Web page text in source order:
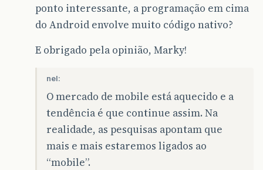
ponto interessante, a programação em cima
do Android envolve muito código nativo?
E obrigado pela opinião, Marky!
nel:
O mercado de mobile está aquecido e a
tendência é que continue assim. Na
realidade, as pesquisas apontam que
mais e mais estaremos ligados ao
“mobile”.